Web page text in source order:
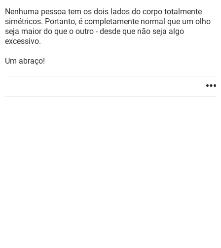
Nenhuma pessoa tem os dois lados do corpo totalmente
simétricos. Portanto, é completamente normal que um olho
seja maior do que o outro - desde que não seja algo
excessivo.
Um abraço!